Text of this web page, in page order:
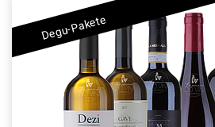
Degu-Pakete